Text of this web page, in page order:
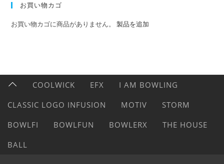
お買い物カゴ
お買い物カゴに商品がありません。製品を追加
COOLWICK EFX
I AM BOWLING
CLASSIC LOGO INFUSION
MOTIV
STORM
BOWLFI
BOWLFUN BOWLERX
THE HOUSE
BALL